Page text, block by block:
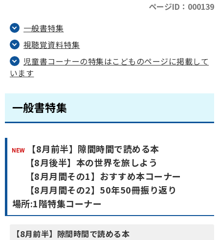
ページID：000139
一般書特集
視聴覚資料特集
児童書コーナーの特集はこどものページに掲載して
います
一般書特集
【8月前半】隙間時間で読める本
【8月後半】本の世界を旅しよう
【8月月間その1】おすすめ本コーナー
【8月月間その2】50年50冊振り返り
場所:1階特集コーナー
【8月前半】隙間時間で読める本